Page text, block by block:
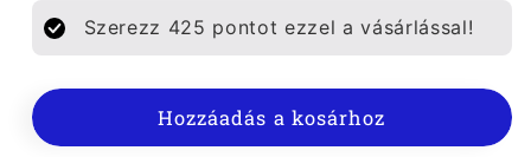
500ML
csökkentése
500ML
növelése
Szerezz 425 pontot ezzel a vásárlással!
Hozzáadás a kosárhoz